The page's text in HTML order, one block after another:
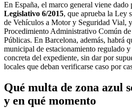
En España, el marco general viene dado
Legislativo 6/2015, que aprueba la Ley
de Vehículos a Motor y Seguridad Vial,
Procedimiento Administrativo Común
Públicas. En Barcelona, además, habrá
municipal de estacionamiento regulado
concreta del expediente, sin dar por
locales que deban verificarse caso por
Qué multa de zona azul
y en qué momento